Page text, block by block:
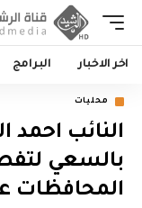
اخر الاخبار البرامج
محليات
النائب
بالسعي
المحافظات